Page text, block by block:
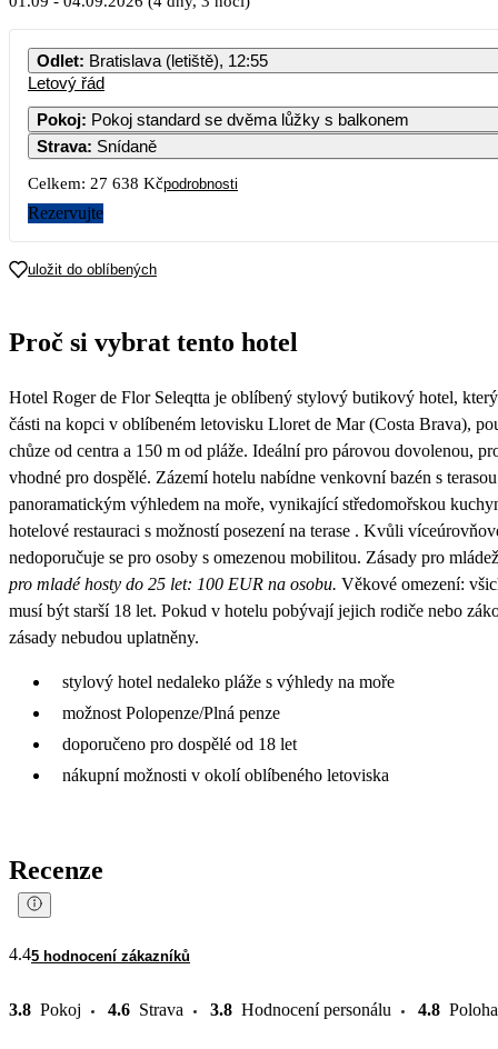
PO ÚT ST ČT PÁ SO
13 819 12 949 12 909 11 319 9 959
7
21
Odlet: Bratislava (letiště), 12:55
Letový řád
Pokoj:
Pokoj standard se dvěma lůžky s balkonem
Strava: Snídaně
Celkem: 27 638 Kčpodrobnosti
Rezervujte
uložit do oblíbených
Proč si vybrat tento hotel
Hotel Roger de Flor Seleqtta je oblíbený stylový butikový hotel,
části na kopci v oblíbeném letovisku Lloret de Mar (Costa Brava),
chůze od centra a 150 m od pláže. Ideální pro párovou dovolenou,
vhodné pro dospělé. Zázemí hotelu nabídne venkovní bazén s
panoramatickým výhledem na moře, vynikající středomořskou
hotelové restauraci s možností posezení na terase . Kvůli
nedoporučuje se pro osoby s omezenou mobilitou. Zásady pro
pro mladé hosty do 25 let: 100 EUR na osobu. Věkové omezení:
musí být starší 18 let. Pokud v hotelu pobývají jejich rodiče nebo
zásady nebudou uplatněny.
stylový hotel nedaleko pláže s výhledy na moře
možnost Polopenze/Plná penze
doporučeno pro dospělé od 18 let
nákupní možnosti v okolí oblíbeného letoviska
Recenze
4.45 hodnocení zákazníků
3.8 Pokoj 4.6 Strava 3.8 Hodnocení personálu 4.8 Poloha